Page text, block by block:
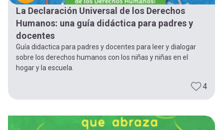
La Declaración Universal de los Derechos
Humanos: una guía didáctica para padres y
docentes
Guía didactica para padres y docentes para leer y dialogar
sobre los derechos humanos con los niñas y niñas en el
hogar y la escuela.
4